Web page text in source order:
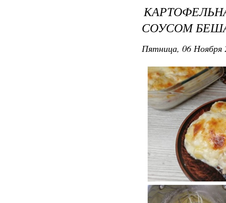
СОУСОМ
Пятница, 06 Ноября